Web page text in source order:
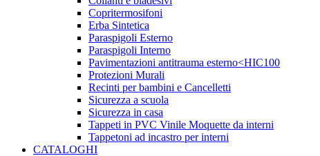
Copritermosifoni
Erba Sintetica
Paraspigoli Esterno
Paraspigoli Interno
Pavimentazioni antitrauma esterno<HIC100
Protezioni Murali
Recinti per bambini e Cancelletti
Sicurezza a scuola
Sicurezza in casa
Tappeti in PVC Vinile Moquette da interni
Tappetoni ad incastro per interni
CATALOGHI